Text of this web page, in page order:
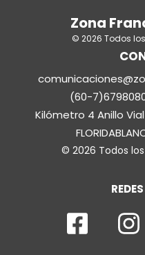
Zona
© 2026 Todos
(60-
Kilómetro 4 Anillo
© 2026 Todos